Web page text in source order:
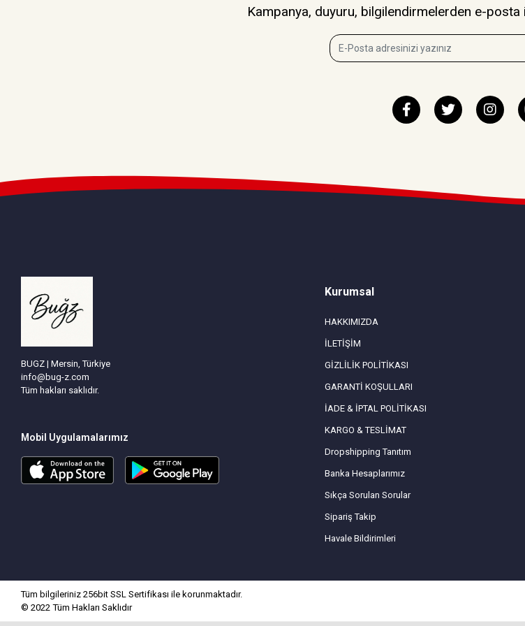
Kampanya, duyuru, bilgilendirmelerden e-
BUGZ | Mersin, Türkiye
info@bug-z.com
Tüm hakları saklıdır.
Mobil Uygulamalarımız
Kurumsal
HAKKIMIZDA
İLETİŞİM
GİZLİLİK POLİTİKASI
GARANTİ KOŞULLARI
İADE & İPTAL POLİTİKASI
KARGO & TESLİMAT
Dropshipping Tanıtım
Banka Hesaplarımız
Sıkça Sorulan Sorular
Sipariş Takip
Havale Bildirimleri
Tüm bilgileriniz 256bit SSL Sertifikası ile korunmaktadır.
© 2022Tüm Hakları Saklıdır